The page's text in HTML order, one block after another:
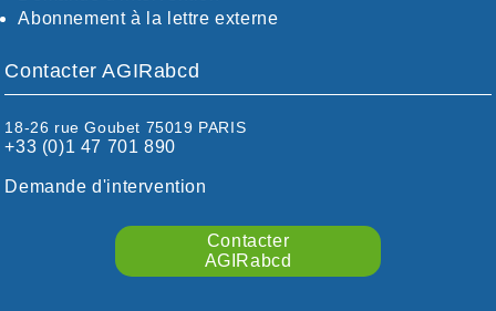
EURE/SEINE-MARITIME
GARD
HAUTE-GARONNE
HAUTES-PYRÉNÉES
HÉRAULT
ISÈRE
LOIRE / OCÉAN
Abonnement à la lettre externe
Contacter AGIRabcd
18-26 rue Goubet 75019 PARIS
+33 (0)1 47 701 890
Demande d'intervention
Contacter
AGIRabcd